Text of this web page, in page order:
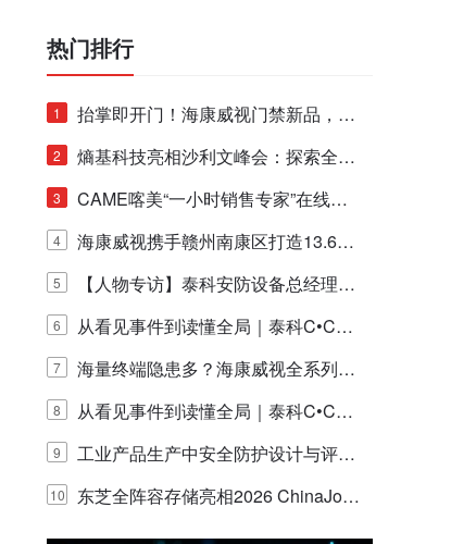
热门排行
1
抬掌即开门！海康威视门禁新品，不
止认人脸，更认"掌"中静脉！
2
熵基科技亮相沙利文峰会：探索全栈
脑机技术商业化生态新路径
3
CAME喀美“一小时销售专家”在线赋
能培训正式启动！
4
海康威视携手赣州南康区打造13.6公
里绿波网
5
【人物专访】泰科安防设备总经理张
宁解码安防出海新范式
6
从看见事件到读懂全局｜泰科C•CUR
E IQ 3.20开启安防运营智能新时代
7
海量终端隐患多？海康威视全系列物
联安全产品，四层守护更放心！
8
从看见事件到读懂全局｜泰科C•CUR
E IQ 3.20开启安防运营智能新时代
9
工业产品生产中安全防护设计与评估
的实践与探讨
10
东芝全阵容存储亮相2026 ChinaJo
y，以海量数据底座赋能“与AI同游”新